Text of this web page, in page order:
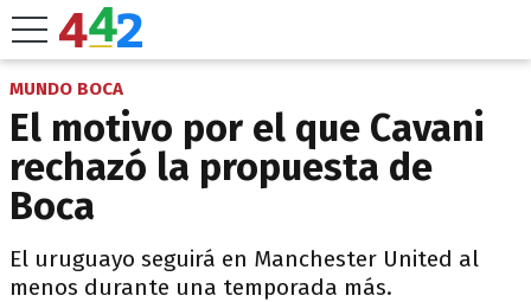
MUNDO BOCA
El motivo por el que Cavani
rechazó la propuesta de
Boca
El uruguayo seguirá en Manchester United al
menos durante una temporada más.